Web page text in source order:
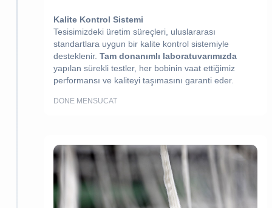
Kalite Kontrol Sistemi
Tesisimizdeki üretim süreçleri, uluslararası
standartlara uygun bir kalite kontrol sistemiyle
desteklenir. Tam donanımlı laboratuvarımızda
yapılan sürekli testler, her bobinin vaat ettiğimiz
performansı ve kaliteyi taşımasını garanti eder.
DONE MENSUCAT